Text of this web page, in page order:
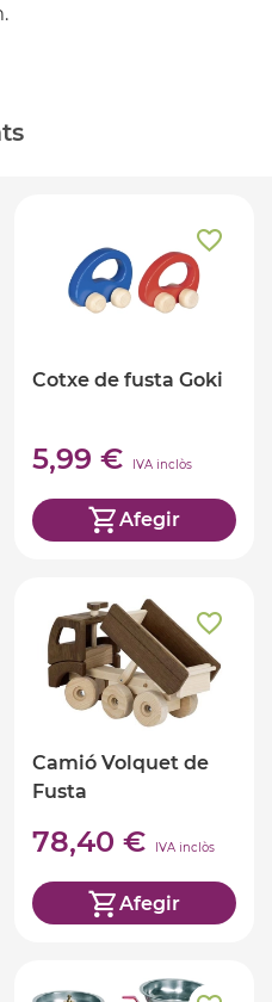
Cotxe de fusta Goki
5,99 € IVA inclòs
Afegir
Camió Volquet de
Fusta
78,40 € IVA inclòs
Afegir